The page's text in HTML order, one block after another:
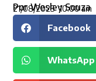
PorWesley Souza
21/08/2025 10:00 am
Facebook
WhatsApp